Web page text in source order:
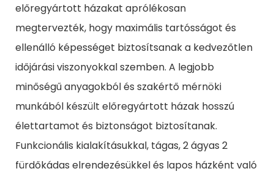
előregyártott házakat aprólékosan
megtervezték, hogy maximális tartósságot és
ellenálló képességet biztosítsanak a kedvezőtlen
időjárási viszonyokkal szemben. A legjobb
minőségű anyagokból és szakértő mérnöki
munkából készült előregyártott házak hosszú
élettartamot és biztonságot biztosítanak.
Funkcionális kialakításukkal, tágas, 2 ágyas 2
fürdőkádas elrendezésükkel és lapos házként való